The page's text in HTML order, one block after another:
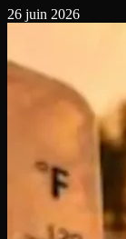
26 juin 2026